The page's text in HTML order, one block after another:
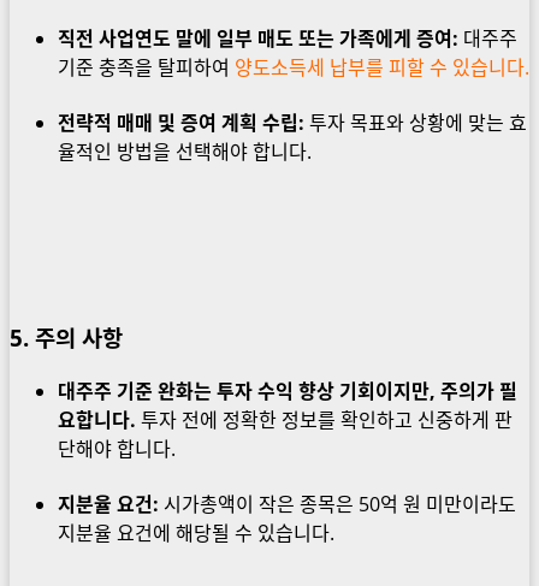
직전 사업연도 말에 일부 매도 또는 가족에게 증여: 대주주
기준 충족을 탈피하여 양도소득세 납부를 피할 수 있습니다.
전략적 매매 및 증여 계획 수립: 투자 목표와 상황에 맞는 효
율적인 방법을 선택해야 합니다.
5. 주의 사항
대주주 기준 완화는 투자 수익 향상 기회이지만, 주의가 필
요합니다. 투자 전에 정확한 정보를 확인하고 신중하게 판
단해야 합니다.
지분율 요건: 시가총액이 작은 종목은 50억 원 미만이라도
지분율 요건에 해당될 수 있습니다.